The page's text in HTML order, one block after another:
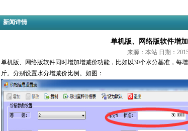
新闻详情
单机版、网络版软件增
来源：本站 日期：
单机版、网络版软件同时增加增减价功能，比如以30个水分基准，每
斤。分别设置水分增减价比例。如图：